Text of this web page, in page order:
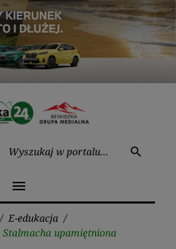
search
menu
/ E-edukacja /
upamiętniona